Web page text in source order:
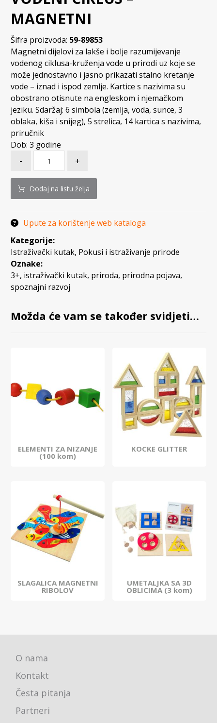
MAGNETNI
Šifra proizvoda: 59-89853
Magnetni dijelovi za lakše i bolje razumijevanje
vodenog ciklusa-kruženja vode u prirodi uz koje se
može jednostavno i jasno prikazati stalno kretanje
vode – iznad i ispod zemlje. Kartice s nazivima su
obostrano otisnute na engleskom i njemačkom
jeziku. Sdaržaj: 6 simbola (zemlja, voda, sunce, 3
oblaka, kiša i snijeg), 5 strelica, 14 kartica s nazivima,
priručnik
Dob: 3 godine
- +
Dodaj na listu želja
Upute za korištenje web kataloga
Kategorije:
Istraživački kutak, Pokusi i istraživanje prirode
Oznake:
3+, istraživački kutak, priroda, prirodna pojava,
spoznajni razvoj
Možda će vam se također svidjeti…
ELEMENTI ZA NIZANJE
(100 kom)
KOCKE GLITTER
SLAGALICA MAGNETNI
RIBOLOV
UMETALJKA SA 3D
OBLICIMA (3 kom)
O nama
Kontakt
Česta pitanja
Partneri